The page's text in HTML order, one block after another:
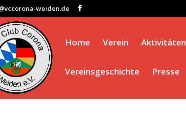
weiden.de
Home Verein Aktivitäten
Vereinsgeschichte Presse